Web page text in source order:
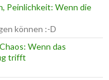
Peinlichkeit: Wenn die
können :-D
Wenn das
trifft